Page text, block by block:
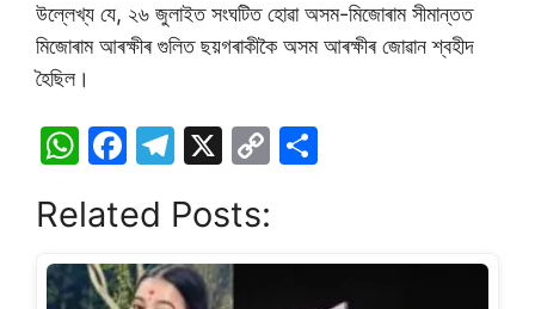
উল্লেখ্য যে, ২৬ জুলাইত সংঘটিত হোৱা অসম-মিজোৰাম সীমান্তত
মিজোৰাম আৰক্ষীৰ গুলিত ছয়গৰাকীকৈ অসম আৰক্ষীৰ জোৱান শ্বহীদ
হৈছিল।
W
at
s
A
F
c
e
b
T
e
gr
a
X
C
y e
Related Posts: